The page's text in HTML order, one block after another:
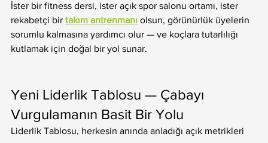
İster bir fitness dersi, ister açık spor salonu ortamı, ister
rekabetçi bir takım antrenmanı olsun, görünürlük üyelerin
sorumlu kalmasına yardımcı olur — ve koçlara tutarlılığı
kutlamak için doğal bir yol sunar.
Yeni Liderlik Tablosu — Çabayı
Vurgulamanın Basit Bir Yolu
Liderlik Tablosu, herkesin anında anladığı açık metrikleri